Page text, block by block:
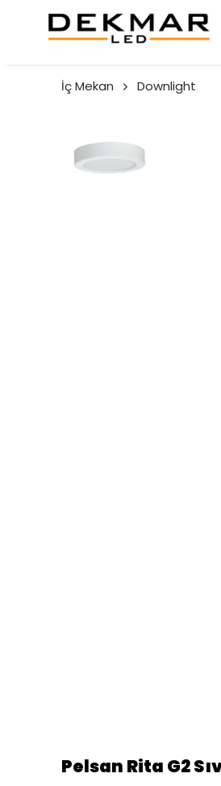
İç Mekan Downlight
Pelsan Rita G2